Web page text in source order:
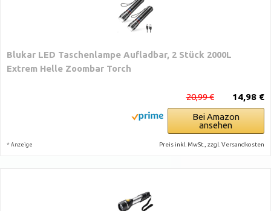
Blukar LED Taschenlampe Aufladbar, 2 Stück 2000L
Extrem Helle Zoombar Torch
14,98 €
20,99 €
Bei Amazon
ansehen
* Anzeige Preis inkl. MwSt., zzgl. Versandkosten